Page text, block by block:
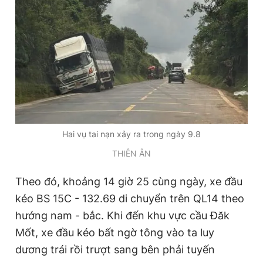
Đọc Thanh Niên trên điện thoại
Theo dõi báo trên
Liên hệ quảng cáo
0908 780 404
Đặt báo Quảng cáo RSS Tòa soạn Chính sách bảo
Tổng biên tập: Nguyễn Ngọc Toàn
Phó tổng biên tập thường trực: Hải Thành
Phó tổng biên tập: Lâm Hiếu Dũng
Phó tổng biên tập: Trần Việt Hưng
Tổng thư ký tòa soạn: Đức Trung
Hai vụ tai nạn xảy ra trong ngày 9.8
THIÊN ÂN
Theo đó, khoảng 14 giờ 25 cùng ngày, xe đầu
kéo BS 15C - 132.69 di chuyển trên QL14 theo
hướng nam - bắc. Khi đến khu vực cầu Đăk
Mốt, xe đầu kéo bất ngờ tông vào ta luy
dương trái rồi trượt sang bên phải tuyến